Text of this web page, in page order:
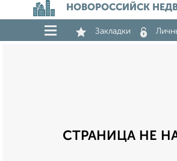
НОВОРОССИЙСК
Закладки
СТРАНИЦА НЕ